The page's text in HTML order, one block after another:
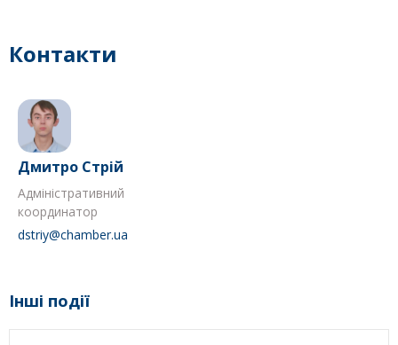
Контакти
Дмитро Стрій
Адміністративний
координатор
dstriy@chamber.ua
Інші події